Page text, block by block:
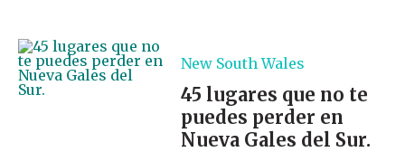
New South Wales
45 lugares que no te
puedes perder en
Nueva Gales del Sur.